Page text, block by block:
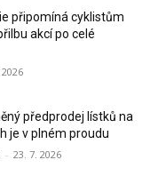
připomíná cyklistům
akcí po celé
předprodej lístků na
je v plném proudu
- 23. 7. 2026